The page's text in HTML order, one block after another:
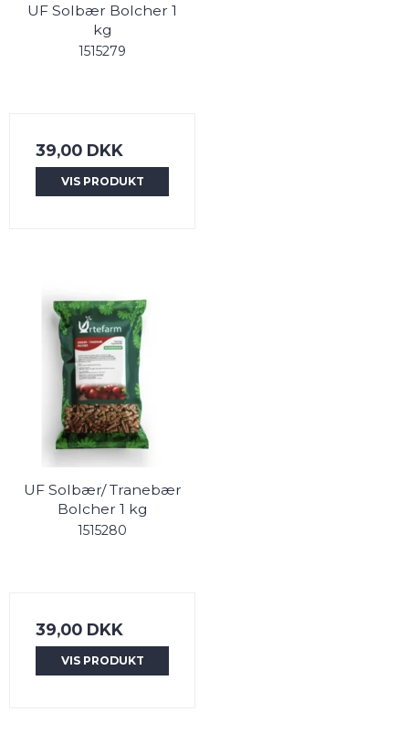
UF Solbær Bolcher 1
kg
1515279
39,00 DKK
VIS PRODUKT
UF Solbær/ Tranebær
Bolcher 1 kg
1515280
39,00 DKK
VIS PRODUKT